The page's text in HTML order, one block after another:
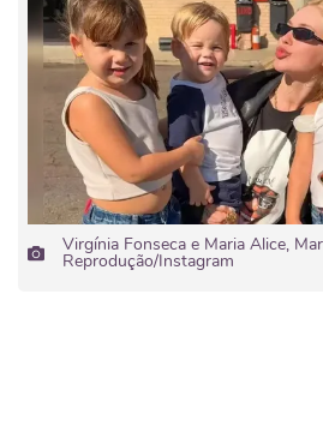
Virgínia Fonseca e Maria Alice,
Reprodução/Instagram